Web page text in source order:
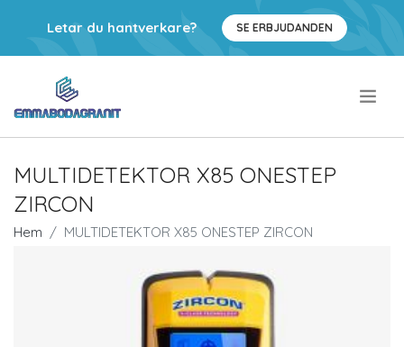
Letar du hantverkare? SE ERBJUDANDEN
MULTIDETEKTOR X85 ONESTEP
ZIRCON
Hem MULTIDETEKTOR X85 ONESTEP ZIRCON